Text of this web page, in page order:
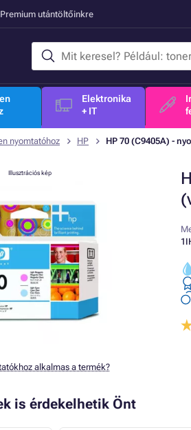
utántöltőinkre
Elektronika
+ IT
nyomtatóhoz HP HP 70 (C9405A) -
Illusztrációs kép
alkalmas a termék?
is érdekelhetik Önt